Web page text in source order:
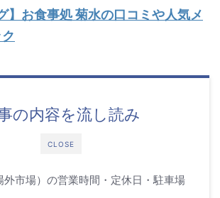
お食事処 菊水の口コミや人気メ
CLOSE
の内容を流し読み
外市場）の営業時間・定休日・駐車場